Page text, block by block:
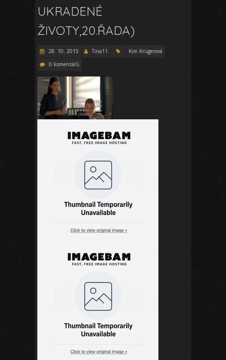
UKRADENÉ
ŽIVOTY,20.ŘADA)
28. 10. 2015 Tina11
Kim Krügerová
0 komentářů